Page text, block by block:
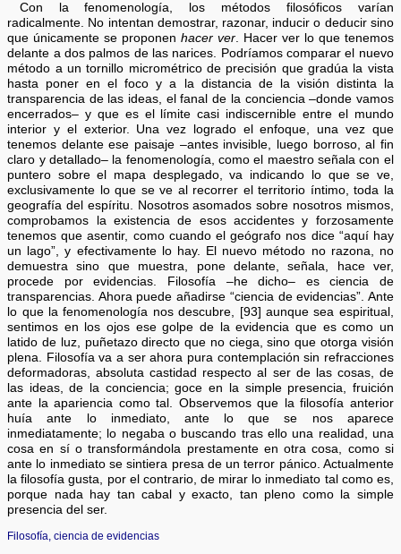
Con la fenomenología, los métodos filosóficos varían
radicalmente. No intentan demostrar, razonar, inducir o deducir sino
que únicamente se proponenhacer ver. Hacer ver lo que tenemos
delante a dos palmos de las narices. Podríamos comparar el nuevo
método a un tornillo micrométrico de precisión que gradúa la vista
hasta poner en el foco y a la distancia de la visión distinta la
transparencia de las ideas, el fanal de la conciencia –donde vamos
encerrados– y que es el límite casi indiscernible entre el mundo
interior y el exterior. Una vez logrado el enfoque, una vez que
tenemos delante ese paisaje –antes invisible, luego borroso, al fin
claro y detallado– la fenomenología, como el maestro señala con el
puntero sobre el mapa desplegado, va indicando lo que se ve,
exclusivamente lo que se ve al recorrer el territorio íntimo, toda la
geografía del espíritu. Nosotros asomados sobre nosotros mismos,
comprobamos la existencia de esos accidentes y forzosamente
tenemos que asentir, como cuando el geógrafo nos dice “aquí hay
un lago”, y efectivamente lo hay. El nuevo método no razona, no
demuestra sino que muestra, pone delante, señala, hace ver,
procede por evidencias. Filosofía –he dicho– es ciencia de
transparencias. Ahora puede añadirse “ciencia de evidencias”. Ante
lo que la fenomenología nos descubre, [93] aunque sea espiritual,
sentimos en los ojos ese golpe de la evidencia que es como un
latido de luz, puñetazo directo que no ciega, sino que otorga visión
plena. Filosofía va a ser ahora pura contemplación sin refracciones
deformadoras, absoluta castidad respecto al ser de las cosas, de
las ideas, de la conciencia; goce en la simple presencia, fruición
ante la apariencia como tal. Observemos que la filosofía anterior
huía ante lo inmediato, ante lo que se nos aparece
inmediatamente; lo negaba o buscando tras ello una realidad, una
cosa en sí o transformándola prestamente en otra cosa, como si
ante lo inmediato se sintiera presa de un terror pánico. Actualmente
la filosofía gusta, por el contrario, de mirar lo inmediato tal como es,
porque nada hay tan cabal y exacto, tan pleno como la simple
presencia del ser.
Filosofía, ciencia de evidencias